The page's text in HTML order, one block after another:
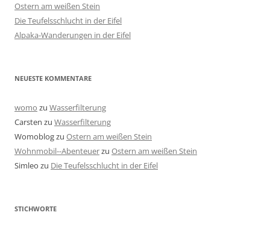
Ostern am weißen Stein
Die Teufelsschlucht in der Eifel
Alpaka-Wanderungen in der Eifel
NEUESTE KOMMENTARE
womo zu Wasserfilterung
Carsten zu Wasserfilterung
Womoblogzu Ostern am weißen Stein
Wohnmobil--Abenteuerzu Ostern am weißen Stein
Simleo zu Die Teufelsschlucht in der Eifel
STICHWORTE